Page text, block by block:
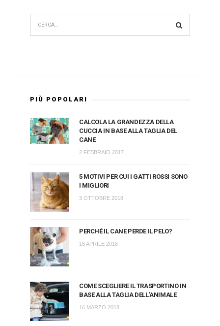
PIÙ POPOLARI
CALCOLA LA GRANDEZZA DELLA
CUCCIA IN BASE ALLA TAGLIA DEL
CANE
2 FEBBRAIO 2017
5 MOTIVI PER CUI I GATTI ROSSI SONO
I MIGLIORI
3 OTTOBRE 2018
PERCHÉ IL CANE PERDE IL PELO?
16 APRILE 2018
COME SCEGLIERE IL TRASPORTINO IN
BASE ALLA TAGLIA DELL’ANIMALE
16 MARZO 2018